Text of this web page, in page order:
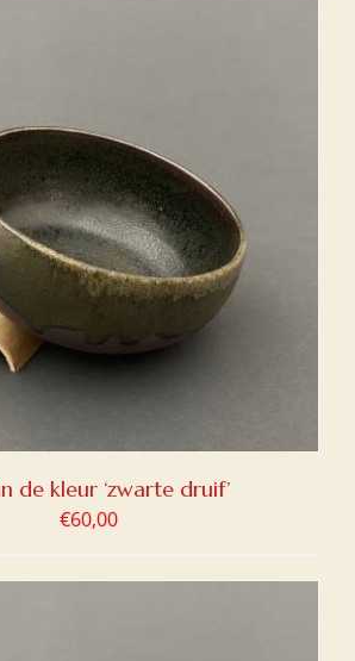
de kleur ‘zwarte druif’
€60,00